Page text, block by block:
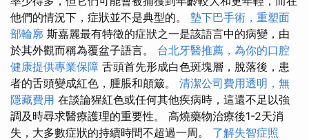
他們的情況下，症狀並不是典型的。 墊下巴手術，重塑面
部輪廓 斯嘉麗最有特徵的症狀之一是該語言中的病變，由
於其外觀而稱為覆盆子語言。 台北牙醫推薦，為你的口腔
健康提供專業保障 舌頭首先形成白色斑塊層，脫落後，患
者的舌頭變成紅色，腫脹和顛簸。 清潔公司費用透明，無
隱藏費用 在談論猩紅色或任何其他疾病時，這還不足以強
調及時尋求醫療護理的重要性。 高燒藥物治療後1-2天消
失，大多數症狀的持續時間不超過一周。 了解失智症照